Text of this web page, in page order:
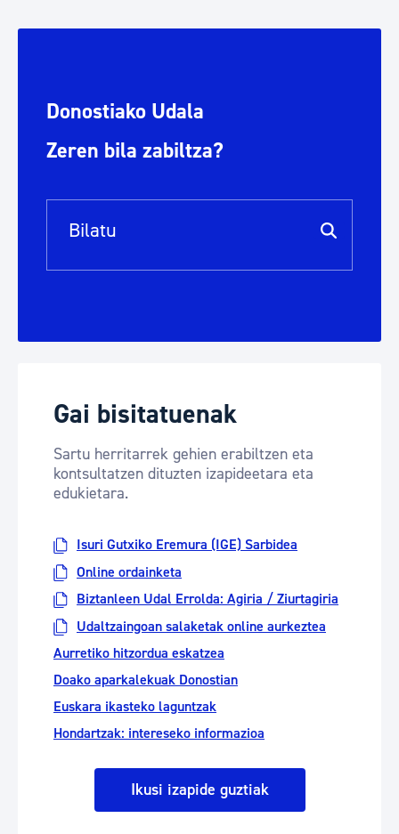
Donostiako Udala
Zeren bila zabiltza?
Bilaketa barra
Gai bisitatuenak
Sartu herritarrek gehien erabiltzen eta
kontsultatzen dituzten izapideetara eta
edukietara.
Isuri Gutxiko Eremura (IGE) Sarbidea
Online ordainketa
Biztanleen Udal Errolda: Agiria / Ziurtagiria
Udaltzaingoan salaketak online aurkeztea
Aurretiko hitzordua eskatzea
Doako aparkalekuak Donostian
Euskara ikasteko laguntzak
Hondartzak: intereseko informazioa
Ikusi izapide guztiak